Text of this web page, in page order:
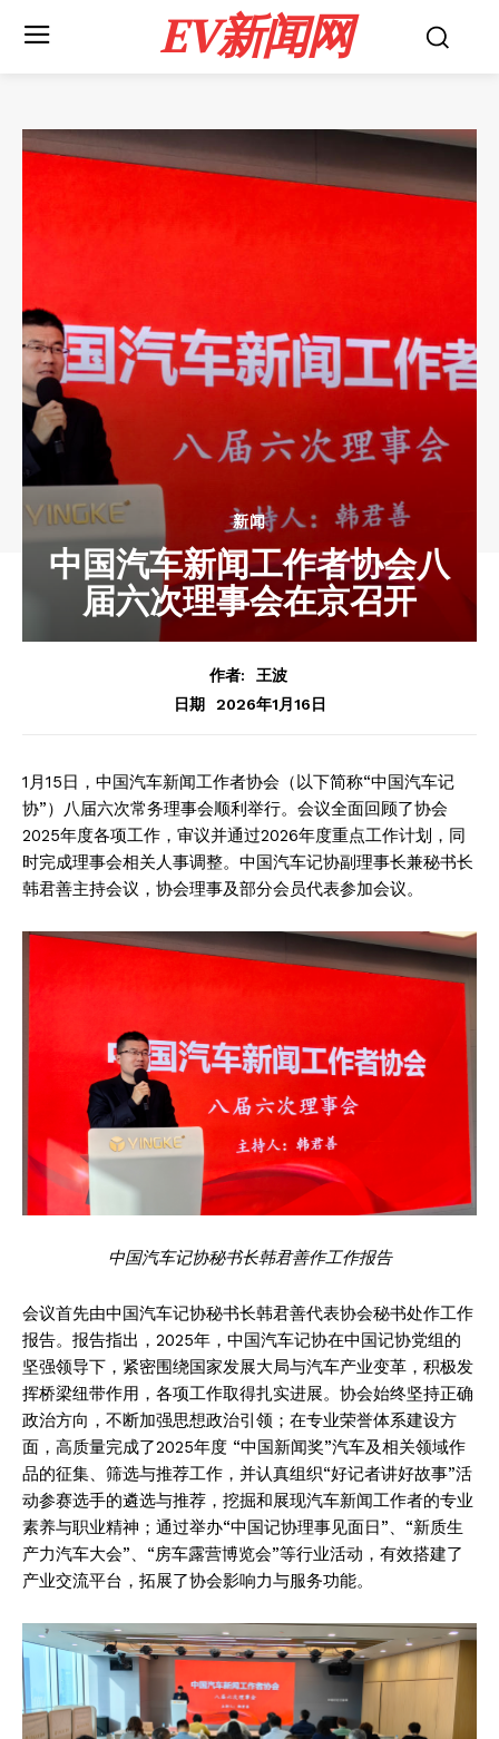
EV新闻网
新闻
中国汽车新闻工作者协会八
届六次理事会在京召开
作者:
王波
日期
2026年1月16日
1月15日，中国汽车新闻工作者协会（以下简称“中国汽车记
协”）八届六次常务理事会顺利举行。会议全面回顾了协会
2025年度各项工作，审议并通过2026年度重点工作计划，同
时完成理事会相关人事调整。中国汽车记协副理事长兼秘书长
韩君善主持会议，协会理事及部分会员代表参加会议。
中国汽车记协秘书长韩君善作工作报告
会议首先由中国汽车记协秘书长韩君善代表协会秘书处作工作
报告。报告指出，2025年，中国汽车记协在中国记协党组的
坚强领导下，紧密围绕国家发展大局与汽车产业变革，积极发
挥桥梁纽带作用，各项工作取得扎实进展。协会始终坚持正确
政治方向，不断加强思想政治引领；在专业荣誉体系建设方
面，高质量完成了2025年度 “中国新闻奖”汽车及相关领域作
品的征集、筛选与推荐工作，并认真组织“好记者讲好故事”活
动参赛选手的遴选与推荐，挖掘和展现汽车新闻工作者的专业
素养与职业精神；通过举办“中国记协理事见面日”、“新质生
产力汽车大会”、“房车露营博览会”等行业活动，有效搭建了
产业交流平台，拓展了协会影响力与服务功能。